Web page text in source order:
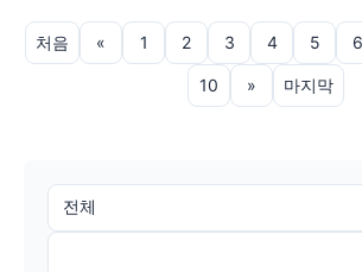
처음 « 1 2 3 4 5 6
10 » 마지막